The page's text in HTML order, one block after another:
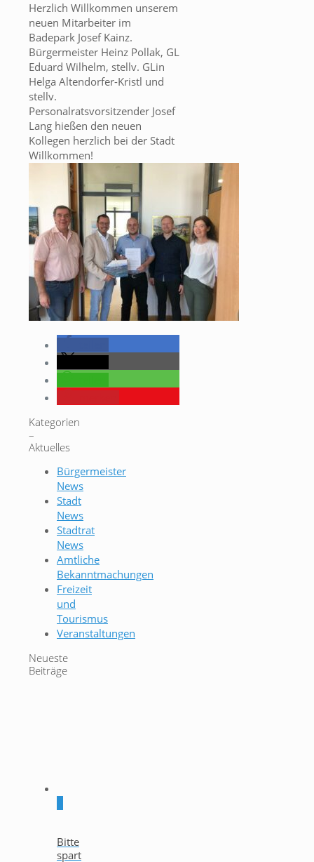
Herzlich Willkommen unserem
neuen Mitarbeiter im
Badepark Josef Kainz.
Bürgermeister Heinz Pollak, GL
Eduard Wilhelm, stellv. GLin
Helga Altendorfer-Kristl und
stellv.
Personalratsvorsitzender Josef
Lang hießen den neuen
Kollegen herzlich bei der Stadt
Willkommen!
Kategorien
–
Aktuelles
Bürgermeister
News
Stadt
News
Stadtrat
News
Amtliche
Bekanntmachungen
Freizeit
und
Tourismus
Veranstaltungen
Neueste
Beiträge
Bitte
spart